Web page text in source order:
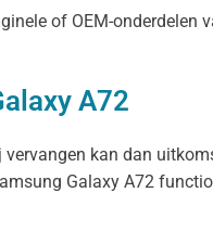
of OEM-
A72
kan dan
Galaxy A72